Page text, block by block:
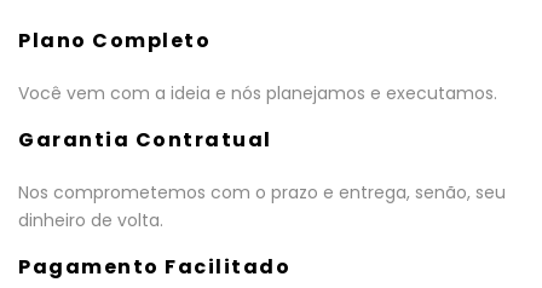
Plano Completo
Você vem com a ideia e nós planejamos e executamos.
Garantia Contratual
Nos comprometemos com o prazo e entrega, senão, seu
dinheiro de volta.
Pagamento Facilitado